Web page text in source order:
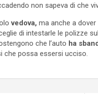
non sapeva di che
vedova, ma anche a
di intestarle le polizze
che l’auto ha
che possa essersi ucciso.